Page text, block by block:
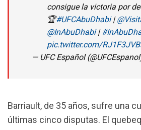
consigue la victoria por
🏆#UFCAbuDhabi|
@InAbuDhabi|
pic.twitter.com/
— UFC Español
Barriault, de 35 años, sufre una
últimas cinco disputas. El